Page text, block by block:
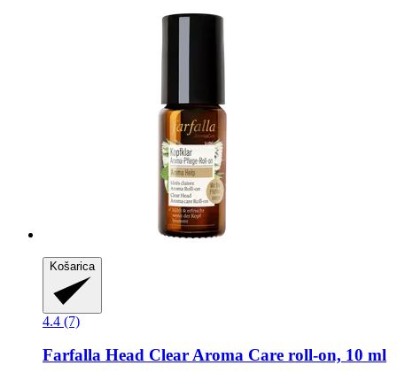
Košarica
4.4 (7)
Farfalla Head Clear Aroma Care roll-​on, 10 ml